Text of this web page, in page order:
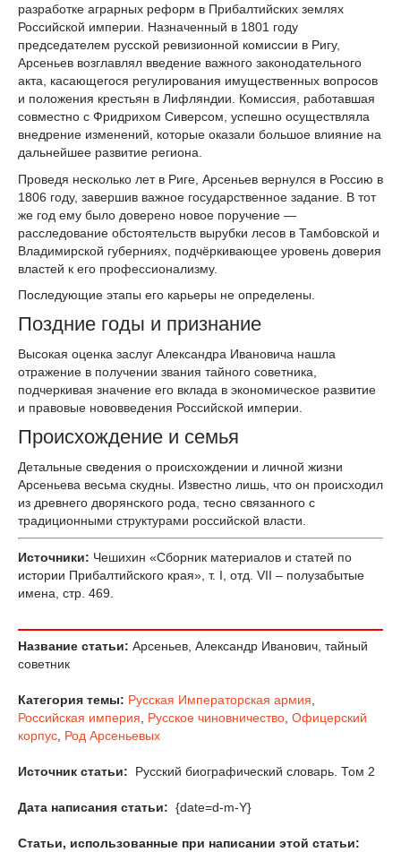
разработке аграрных реформ в Прибалтийских землях
Российской империи. Назначенный в 1801 году
председателем русской ревизионной комиссии в Ригу,
Арсеньев возглавлял введение важного законодательного
акта, касающегося регулирования имущественных вопросов
и положения крестьян в Лифляндии. Комиссия, работавшая
совместно с Фридрихом Сиверсом, успешно осуществляла
внедрение изменений, которые оказали большое влияние на
дальнейшее развитие региона.
Проведя несколько лет в Риге, Арсеньев вернулся в Россию в
1806 году, завершив важное государственное задание. В тот
же год ему было доверено новое поручение —
расследование обстоятельств вырубки лесов в Тамбовской и
Владимирской губерниях, подчёркивающее уровень доверия
властей к его профессионализму.
Последующие этапы его карьеры не определены.
Поздние годы и признание
Высокая оценка заслуг Александра Ивановича нашла
отражение в получении звания тайного советника,
подчеркивая значение его вклада в экономическое развитие
и правовые нововведения Российской империи.
Происхождение и семья
Детальные сведения о происхождении и личной жизни
Арсеньева весьма скудны. Известно лишь, что он происходил
из древнего дворянского рода, тесно связанного с
традиционными структурами российской власти.
Источники: Чешихин «Сборник материалов и статей по
истории Прибалтийского края», т. I, отд. VII – полузабытые
имена, стр. 469.
Название статьи: Арсеньев, Александр Иванович, тайный
советник
Категория темы: Русская Императорская армия
Российская империя
Русское чиновничество Офицерский
корпус Род Арсеньевых
Источник статьи: Русский биографический словарь. Том 2
Дата написания статьи: {date=d-m-Y}
Статьи, использованные при написании этой статьи: